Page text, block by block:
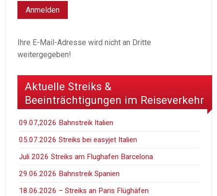
Ihre E-Mail-Adresse wird nicht an Dritte
weitergegeben!
Aktuelle Streiks &
Beeinträchtigungen im Reiseverkehr
09.07,2026 Bahnstreik Italien
05.07.2026 Streiks bei easyjet Italien
Juli 2026 Streiks am Flughafen Barcelona
29.06.2026 Bahnstreik Spanien
18.06.2026 – Streiks an Paris Flüghäfen